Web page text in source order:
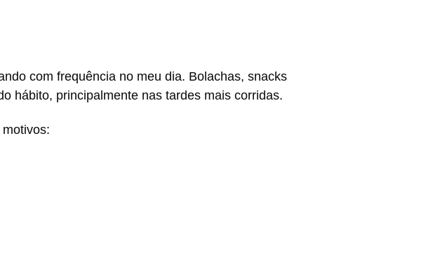
com frequência no meu dia. Bolachas, snacks
hábito, principalmente nas tardes mais corridas.